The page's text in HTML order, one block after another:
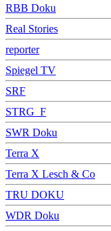
RBB Doku
Real Stories
reporter
Spiegel TV
SRF
STRG_F
SWR Doku
Terra X
Terra X Lesch & Co
TRU DOKU
WDR Doku